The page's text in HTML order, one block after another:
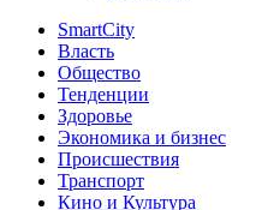
SmartCity
Власть
Общество
Тенденции
Здоровье
Экономика и бизнес
Происшествия
Транспорт
Кино и Культура